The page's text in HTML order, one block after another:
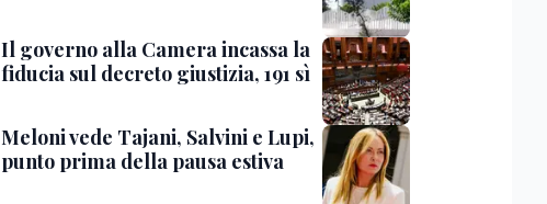
Il governo alla Camera incassa la
fiducia sul decreto giustizia, 191 sì
Meloni vede Tajani, Salvini e Lupi,
punto prima della pausa estiva